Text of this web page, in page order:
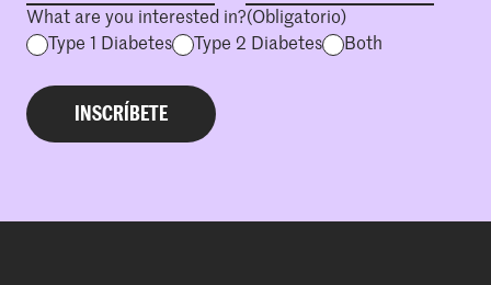
What are you interested in?(Obligatorio)
Type 1 Diabetes
Type 2 Diabetes Both